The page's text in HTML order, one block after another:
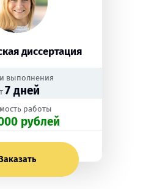
диссертация
выполнения
7 дней
работы
рублей